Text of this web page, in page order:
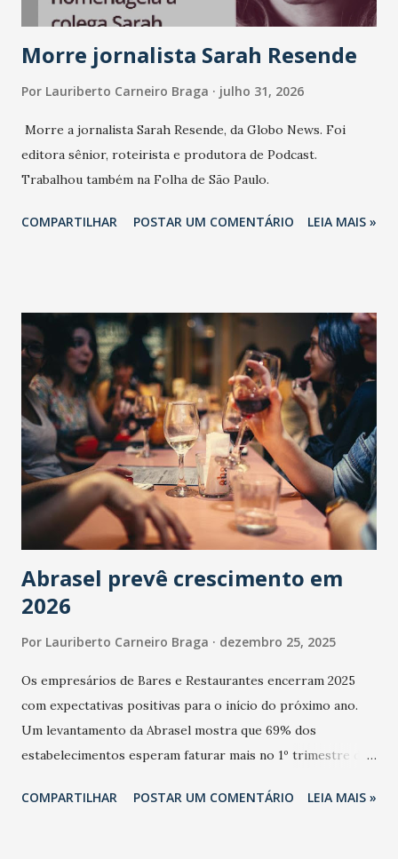
Morre jornalista Sarah Resende
Por Lauriberto Carneiro Braga julho 31, 2026
Morre a jornalista Sarah Resende, da Globo News. Foi
editora sênior, roteirista e produtora de Podcast.
Trabalhou também na Folha de São Paulo.
COMPARTILHAR POSTAR UM COMENTÁRIO LEIA MAIS »
Abrasel prevê crescimento em
2026
Por Lauriberto Carneiro Braga dezembro 25, 2025
Os empresários de Bares e Restaurantes encerram 2025
com expectativas positivas para o início do próximo ano.
Um levantamento da Abrasel mostra que 69% dos
estabelecimentos esperam faturar mais no 1º trimestre de
relação ao último trimestre deste ano, 56% também
COMPARTILHAR POSTAR UM COMENTÁRIO LEIA MAIS »